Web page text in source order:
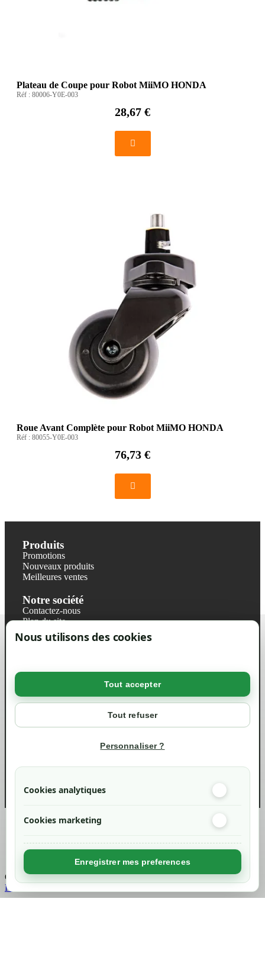
Nous utilisons des cookies
Tout accepter
Tout refuser
Personnaliser ?
Cookies analytiques
Cookies marketing
Enregistrer mes preferences
Plateau de Coupe pour Robot MiiMO HONDA
Réf : 80006-Y0E-003
28,67 €
Roue Avant Complète pour Robot MiiMO HONDA
Réf : 80055-Y0E-003
76,73 €
Produits
Promotions
Nouveaux produits
Meilleures ventes
Notre société
Contactez-nous
Plan du site
Magasin
Mentions légales
Politique de confidentialité RGPD
Votre compte
info@green-tech-shop.com
Created byNageoconcept
Chargement...
Retour en haut